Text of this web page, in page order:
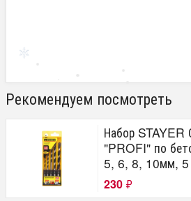
Рекомендуем посмотреть
Набор STAYER
"PROFI" по
5, 6, 8, 10мм, 5
230 ₽